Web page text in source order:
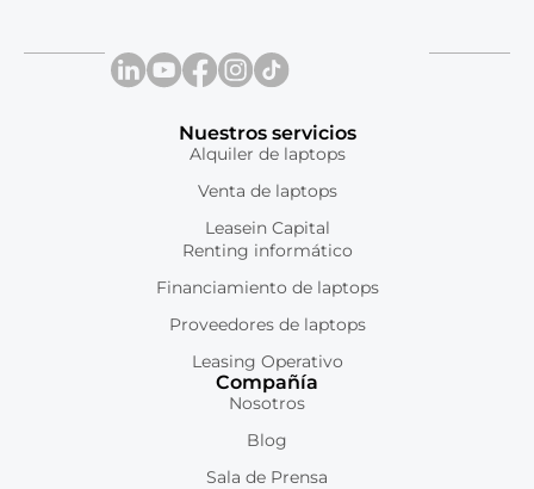
Nuestros servicios
Alquiler de laptops
Venta de laptops
Leasein Capital
Renting informático
Financiamiento de laptops
Proveedores de laptops
Leasing Operativo
Compañía
Nosotros
Blog
Sala de Prensa